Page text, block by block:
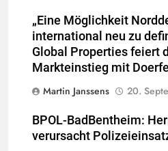
„Eine Möglichkeit
international neu zu
Global Properties feiert
Markteinstieg mit
Martin Janssens
20.
BPOL-BadBentheim:
verursacht